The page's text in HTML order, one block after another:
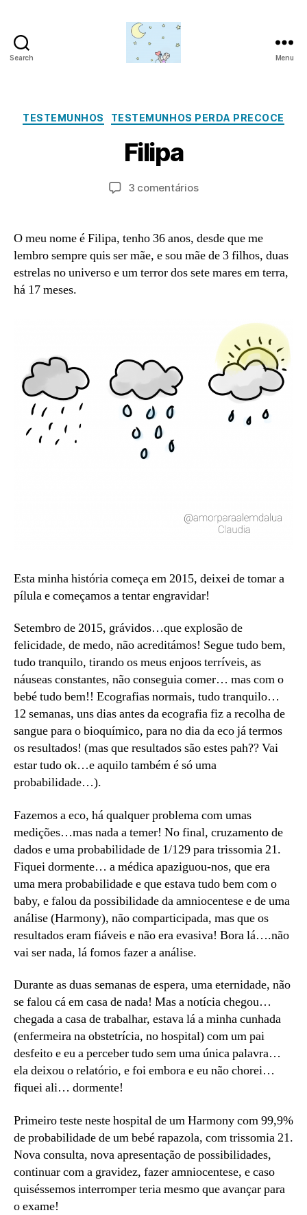
Search
da
lua
Menu
Categorias
TESTEMUNHOS TESTEMUNHOS PERDA PRECOCE
Filipa
Autor
do
o
r
d
Data
do
a
ç
o
,
2
1
3 comentáriosem
O meu nome é Filipa, tenho 36 anos, desde que me
lembro sempre quis ser mãe, e sou mãe de 3 filhos, duas
estrelas no universo e um terror dos sete mares em terra,
há 17 meses.
Esta minha história começa em 2015, deixei de tomar a
pílula e começamos a tentar engravidar!
Setembro de 2015, grávidos…que explosão de
felicidade, de medo, não acreditámos! Segue tudo bem,
tudo tranquilo, tirando os meus enjoos terríveis, as
náuseas constantes, não conseguia comer… mas com o
bebé tudo bem!! Ecografias normais, tudo tranquilo…
12 semanas, uns dias antes da ecografia fiz a recolha de
sangue para o bioquímico, para no dia da eco já termos
os resultados! (mas que resultados são estes pah?? Vai
estar tudo ok…e aquilo também é só uma
probabilidade…).
Fazemos a eco, há qualquer problema com umas
medições…mas nada a temer! No final, cruzamento de
dados e uma probabilidade de 1/129 para trissomia 21.
Fiquei dormente… a médica apaziguou-nos, que era
uma mera probabilidade e que estava tudo bem com o
baby, e falou da possibilidade da amniocentese e de uma
análise (Harmony), não comparticipada, mas que os
resultados eram fiáveis e não era evasiva! Bora lá….não
vai ser nada, lá fomos fazer a análise.
Durante as duas semanas de espera, uma eternidade, não
se falou cá em casa de nada! Mas a notícia chegou…
chegada a casa de trabalhar, estava lá a minha cunhada
(enfermeira na obstetrícia, no hospital) com um pai
desfeito e eu a perceber tudo sem uma única palavra…
ela deixou o relatório, e foi embora e eu não chorei…
fiquei ali… dormente!
Primeiro teste neste hospital de um Harmony com 99,9%
de probabilidade de um bebé rapazola, com trissomia 21.
Nova consulta, nova apresentação de possibilidades,
continuar com a gravidez, fazer amniocentese, e caso
quiséssemos interromper teria mesmo que avançar para
o exame!